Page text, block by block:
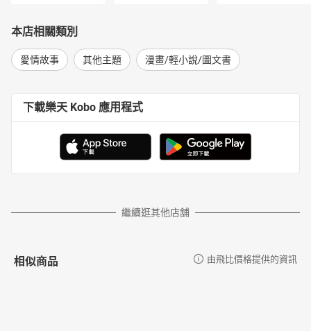
本店相關類別
愛情故事 其他主題 漫畫/輕小說/圖文書
下載樂天 Kobo 應用程式
繼續逛其他店舖
相似商品 由飛比價格提供的資訊